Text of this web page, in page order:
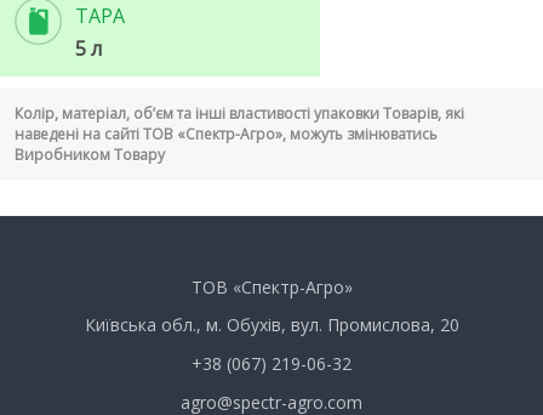
ТАРА
5 л
Колір, матеріал, об’єм та інші властивості упаковки Товарів, які
наведені на сайті ТОВ «Спектр-Агро», можуть змінюватись
Виробником Товару
ТОВ «Спектр-Агро»
Київська обл., м. Обухів, вул. Промислова, 20
+38 (067) 219-06-32
agro@spectr-agro.com